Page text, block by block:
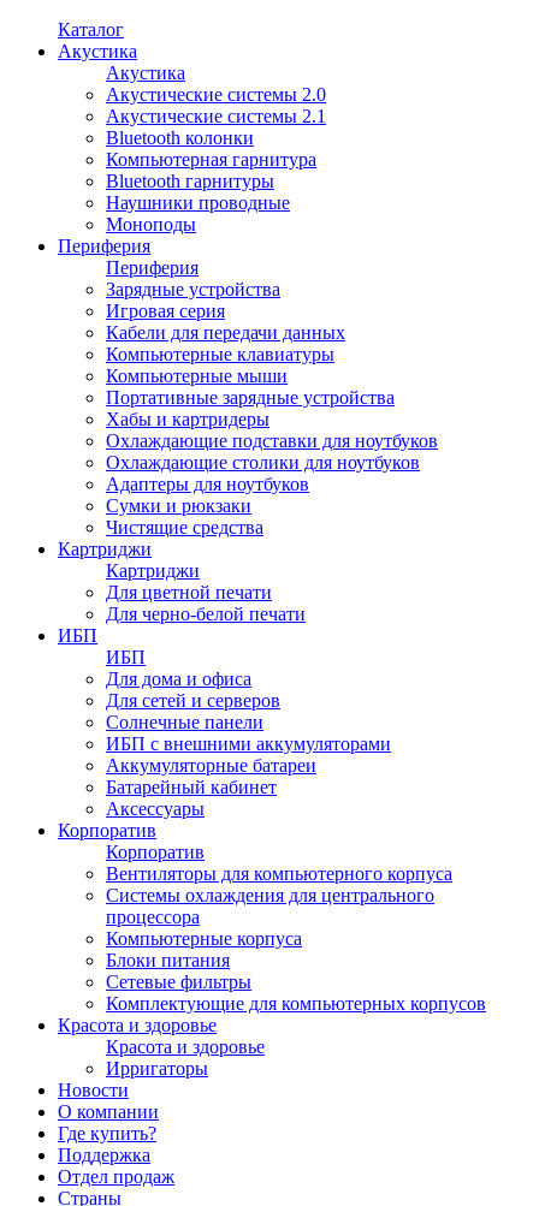
Каталог
Акустика
Акустика
Акустические системы 2.0
Акустические системы 2.1
Bluetooth колонки
Компьютерная гарнитура
Bluetooth гарнитуры
Наушники проводные
Моноподы
Периферия
Периферия
Зарядные устройства
Игровая серия
Кабели для передачи данных
Компьютерные клавиатуры
Компьютерные мыши
Портативные зарядные устройства
Хабы и картридеры
Охлаждающие подставки для ноутбуков
Охлаждающие столики для ноутбуков
Адаптеры для ноутбуков
Сумки и рюкзаки
Чистящие средства
Картриджи
Картриджи
Для цветной печати
Для черно-белой печати
ИБП
ИБП
Для дома и офиса
Для сетей и серверов
Солнечные панели
ИБП с внешними аккумуляторами
Аккумуляторные батареи
Батарейный кабинет
Аксессуары
Корпоратив
Корпоратив
Вентиляторы для компьютерного корпуса
Системы охлаждения для центрального
процессора
Компьютерные корпуса
Блоки питания
Сетевые фильтры
Комплектующие для компьютерных корпусов
Красота и здоровье
Красота и здоровье
Ирригаторы
Новости
О компании
Где купить?
Поддержка
Отдел продаж
Страны